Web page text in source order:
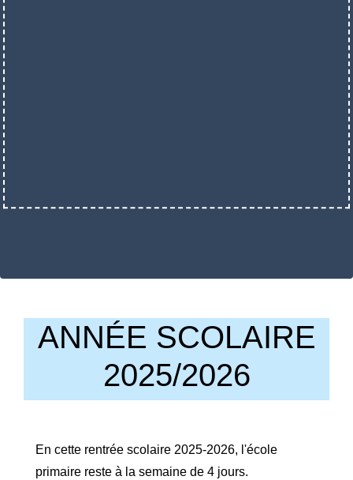
ANNÉE SCOLAIRE
2025/2026
En cette rentrée scolaire 2025-2026, l'école
primaire reste à la semaine de 4 jours.